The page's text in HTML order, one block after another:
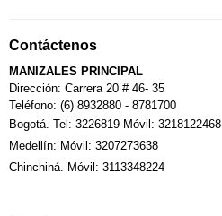
Contáctenos
MANIZALES PRINCIPAL
Dirección: Carrera 20 # 46- 35
Teléfono: (6) 8932880 - 8781700
Bogotá. Tel: 3226819 Móvil: 3218122468
Medellín: Móvil: 3207273638
Chinchiná. Móvil: 3113348224